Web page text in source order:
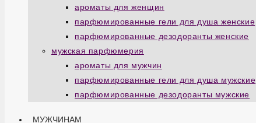
ароматы для женщин
парфюмированные гели для душа женские
парфюмированные дезодоранты женские
мужская парфюмерия
ароматы для мужчин
парфюмированные гели для душа мужские
парфюмированные дезодоранты мужские
МУЖЧИНАМ